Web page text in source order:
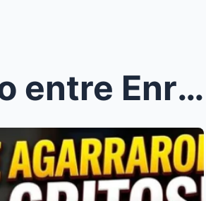
Fuerte altercado en vivo entre Enrique Gómez